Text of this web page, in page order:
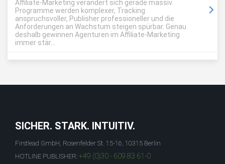
Affiliate-Marketing verändert sich gerade massiv.
Programme werden komplexer, Tracking
anspruchsvoller, Publisher professioneller und die
Anforderungen an Wachstum steigen spürbar. Genau
deshalb gewinnen Agenturen im Affiliate-Marketing
immer stär...
SICHER. STARK. INTUITIV.
Firstlead GmbH, Rosenfelder St. 15-16, 10315 Berlin
HOTLINE PUBLISHER: +49 (0)30 - 609 83 61-0